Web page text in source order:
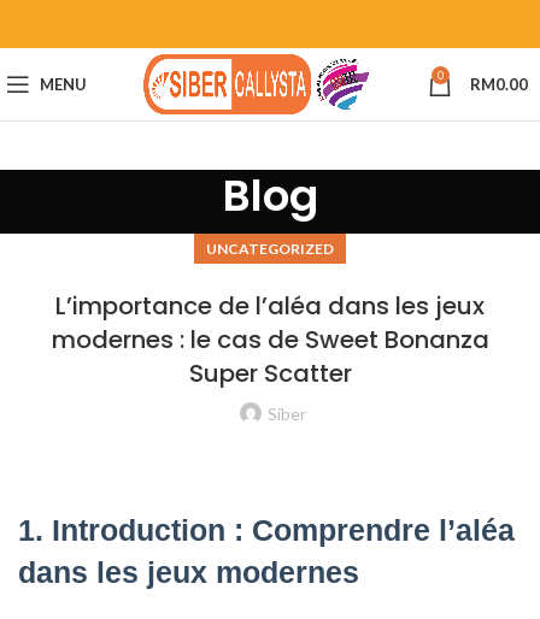
MENU 0 RM0.00
Blog
UNCATEGORIZED
L’importance de l’aléa dans les jeux
modernes : le cas de Sweet Bonanza
Super Scatter
Siber
1. Introduction : Comprendre l’aléa
dans les jeux modernes